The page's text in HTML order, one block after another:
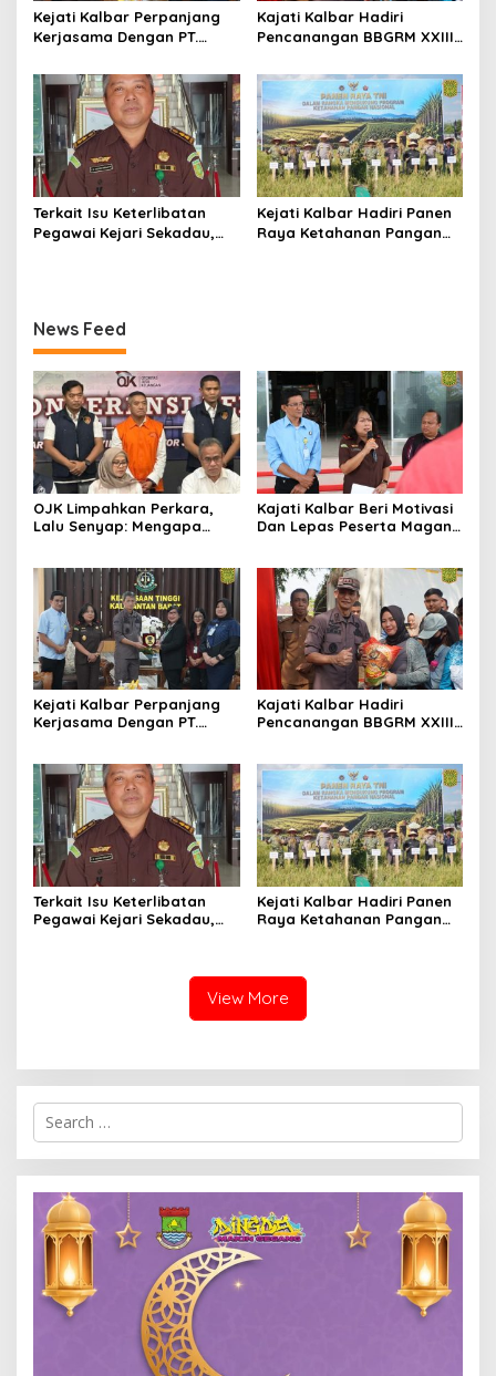
Kejati Kalbar Perpanjang
Kerjasama Dengan PT.
Kajati Kalbar Hadiri
Pencanangan BBGRM XXIII,
Ke – 33 Tingkat Provinsi
Kalimantan Barat Tahun
2026
Terkait Isu Keterlibatan
Pegawai Kejari Sekadau,
Kejati Kalbar Hadiri Panen
Raya Ketahanan Pangan
News Feed
OJK Limpahkan Perkara,
Lalu Senyap: Mengapa
dari Pemberitaan?
Kajati Kalbar Beri Motivasi
Dan Lepas Peserta Magang
Kejati Kalbar Perpanjang
Kerjasama Dengan PT.
Kajati Kalbar Hadiri
Pencanangan BBGRM XXIII,
Kalimantan Barat Tahun
2026
Terkait Isu Keterlibatan
Pegawai Kejari Sekadau,
Kejati Kalbar Hadiri Panen
Raya Ketahanan Pangan
View More
Search
for: